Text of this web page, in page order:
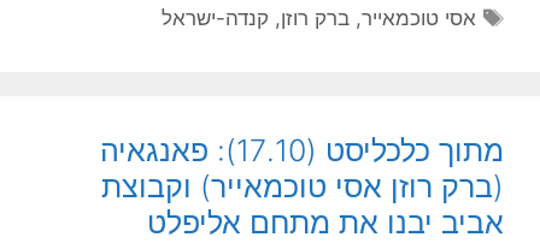
תגיות
אסי טוכמאייר,ברק רוזן, קנדה-ישראל
מתוך כלכליסט (17.10): פאנגאיה
(ברק רוזן אסי טוכמאייר) וקבוצת
אביב יבנו את מתחם אליפלט